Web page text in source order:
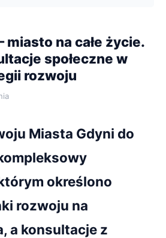
miasto na całe życie.
społeczne w
rozwoju
Miasta Gdyni do
określono
rozwoju na
a konsultacje z